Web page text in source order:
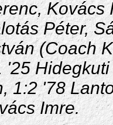
Kovács
Péter,
(Coach
'25
1:2 '78
Imre.